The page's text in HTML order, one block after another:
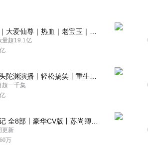
量超19.1亿
超一千集
更新
万